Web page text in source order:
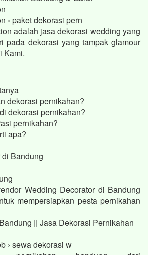
› paket dekorasi pern
adalah jasa dekorasi wedding yang
pada dekorasi yang tampak glamour
Kami.
dekorasi pernikahan?
dekorasi pernikahan?
pernikahan?
apa?
Bandung
Wedding Decorator di Bandung
mempersiapkan pesta pernikahan
|| Jasa Dekorasi Pernikahan
› sewa dekorasi w